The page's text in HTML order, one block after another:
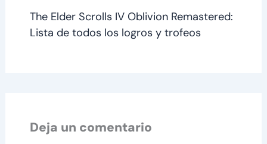
The Elder Scrolls IV Oblivion Remastered:
Lista de todos los logros y trofeos
Deja un comentario